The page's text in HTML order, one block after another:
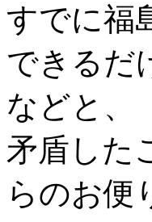
すでに福
できるだ
などと、
矛盾した
らのお便